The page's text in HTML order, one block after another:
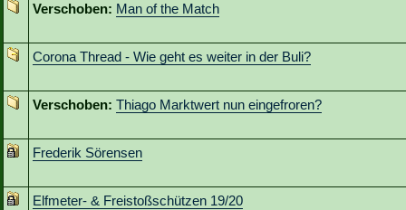
Verschoben: Man of the Match
Corona Thread - Wie geht es weiter in der Buli?
Verschoben: Thiago Marktwert nun eingefroren?
Frederik Sörensen
Elfmeter- & Freistoßschützen 19/20